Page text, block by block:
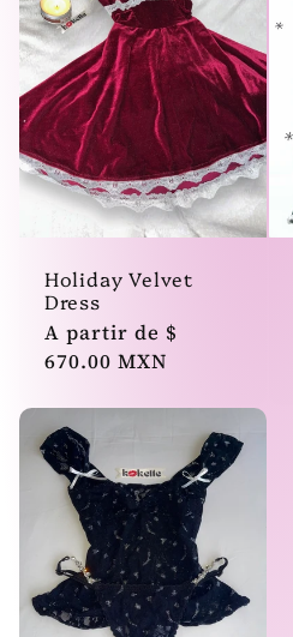
Holiday Velvet
Dress
Precio
habitual
A partir de $
670.00 MXN